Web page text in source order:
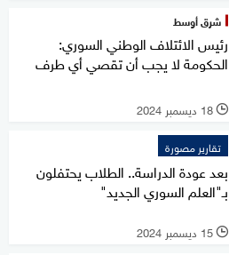
شرق أوسط
رئيس الائتلاف الوطني السوري:
الحكومة لا يجب أن تقصي أي طرف
l 18 ديسمبر 2024
تقارير مصورة
بعد عودة الدراسة.. الطلاب يحتفلون
بـ"العلم السوري الجديد"
l 15 ديسمبر 2024